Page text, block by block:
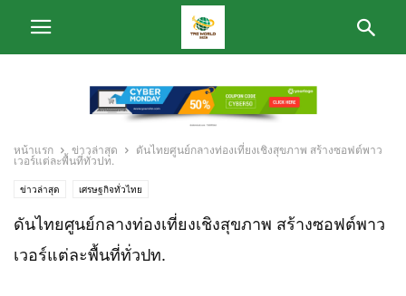
หน้าแรก ข่าวล่าสุด
ดันไทยศูนย์กลางท่องเที่ยงเชิงสุขภาพ สร้างซอฟต์พาว
เวอร์แต่ละพื้นที่ทั่วปท.
ข่าวล่าสุด เศรษฐกิจทั่วไทย
ดันไทยศูนย์กลางท่องเที่ยงเชิงสุขภาพ สร้างซอฟต์พาว
เวอร์แต่ละพื้นที่ทั่วปท.